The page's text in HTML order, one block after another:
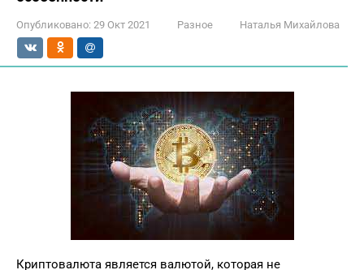
Опубликовано: 29 Окт 2021 Разное Наталья Михайлова
Криптовалюта является валютой, которая не